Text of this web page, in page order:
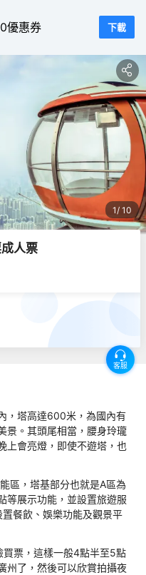
優惠券 下載
客服
1 10
人票
，塔高達600米，為國內有
景。其頭尾相當，腰身玲瓏
上會亮燈，即使不遊塔，也
區，塔基部分也就是A區為
等展示功能，並設置旅遊服
餐飲、娛樂功能及觀景平
票，這樣一般4點半至5點
州了，然後可以欣賞拍攝夜